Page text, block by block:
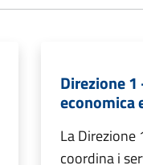
Direzione
economica
La Direzione
coordina i